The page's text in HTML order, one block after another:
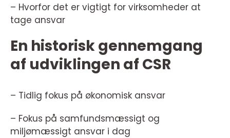
– Hvorfor det er vigtigt for virksomheder at
tage ansvar
En historisk gennemgang
af udviklingen af CSR
– Tidlig fokus på økonomisk ansvar
– Fokus på samfundsmæssigt og
miljømæssigt ansvar i dag